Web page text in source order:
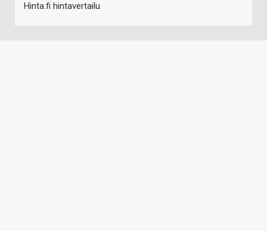
Hinta.fi hintavertailu